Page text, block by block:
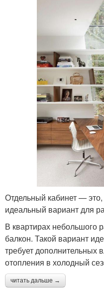
Отдельный кабинет —
идеальный вариант для
В квартирах небольшого
балкон. Такой вариант
требует дополнительных
отопления в холодный
читать дальше →